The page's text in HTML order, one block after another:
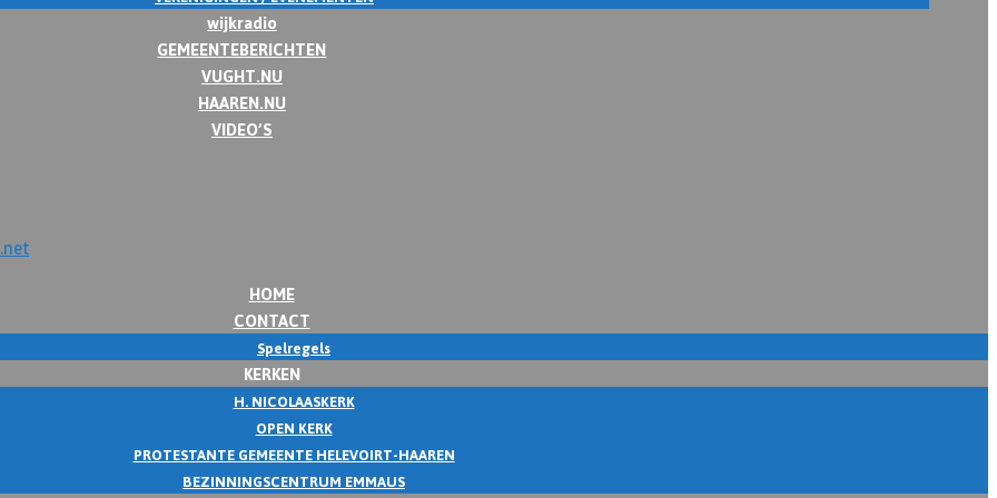
wijkradio
GEMEENTEBERICHTEN
VUGHT.NU
HAAREN.NU
VIDEO’S
HOME
CONTACT
Spelregels
KERKEN
H. NICOLAASKERK
OPEN KERK
PROTESTANTE GEMEENTE HELEVOIRT-HAAREN
BEZINNINGSCENTRUM EMMAUS